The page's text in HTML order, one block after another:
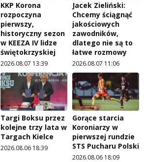
KKP Korona
rozpoczyna
pierwszy,
historyczny sezon
w KEEZA IV lidze
świętokrzyskiej
2026.08.07 13:39
Jacek Zieliński:
Chcemy ściągnąć
jakościowych
zawodników,
dlatego nie są to
łatwe rozmowy
2026.08.07 11:06
Targi Boksu przez
kolejne trzy lata w
Targach Kielce
2026.08.06 18:39
Gorące starcia
Koroniarzy w
pierwszej rundzie
STS Pucharu Polski
2026.08.06 18:09